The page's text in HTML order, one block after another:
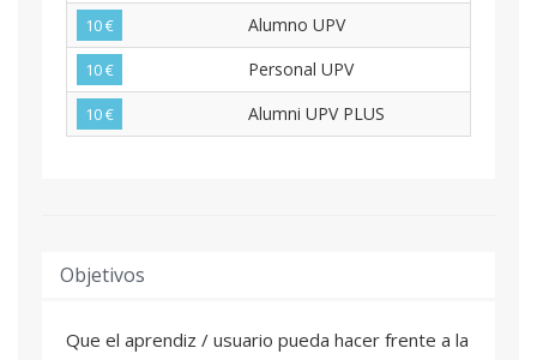
10 €
Alumno UPV
10 € Personal UPV
10 € Alumni UPV PLUS
Objetivos
Que el aprendiz / usuario pueda hacer frente a la